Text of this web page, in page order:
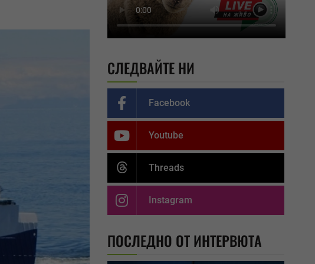
СЛЕДВАЙТЕ НИ
Facebook
Youtube
Threads
Instagram
ПОСЛЕДНО ОТ ИНТЕРВЮТА